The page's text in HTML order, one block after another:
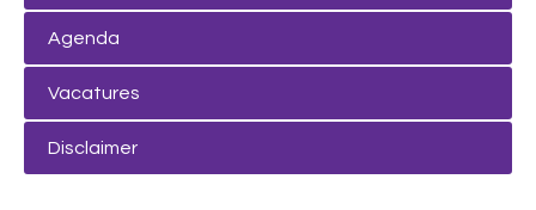
Agenda
Vacatures
Disclaimer